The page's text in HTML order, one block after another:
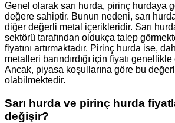
Genel olarak sarı hurda, pirinç hurdaya
değere sahiptir. Bunun nedeni, sarı
diğer değerli metal içerikleridir. Sarı
sektörü tarafından oldukça talep
fiyatını artırmaktadır. Pirinç hurda ise,
metalleri barındırdığı için fiyatı
Ancak, piyasa koşullarına göre bu
olabilmektedir.
Sarı hurda ve pirinç hurda
değişir?